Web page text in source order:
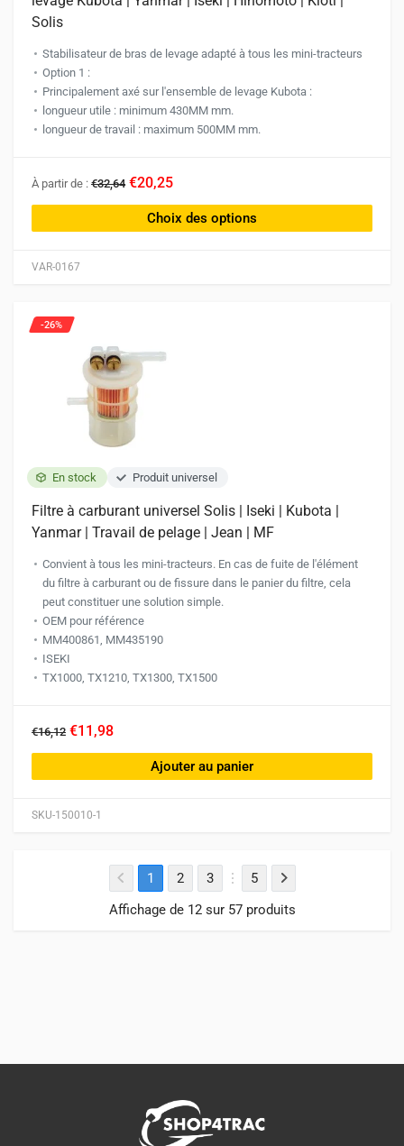
VAR-0167
Solis
Stabilisateur de bras de levage adapté à tous les mini-tracteurs
Option 1 :
Principalement axé sur l'ensemble de levage Kubota :
longueur utile : minimum 430MM mm.
longueur de travail : maximum 500MM mm.
À partir de : €32,64 €20,25
Choix des options
produit
a
plusieurs
Les
peuvent
produitEn stock Produit universel
SKU-150010-1
-26%
Filtre à carburant universel Solis | Iseki | Kubota |
Yanmar | Travail de pelage | Jean | MF
Convient à tous les mini-tracteurs. En cas de fuite de l'élément
du filtre à carburant ou de fissure dans le panier du filtre, cela
peut constituer une solution simple.
OEM pour référence
MM400861, MM435190
ISEKI
TX1000, TX1210, TX1300, TX1500
€16,12 €11,98
Ajouter au panier
1 2 3
5
Affichage de 12 sur 57 produits